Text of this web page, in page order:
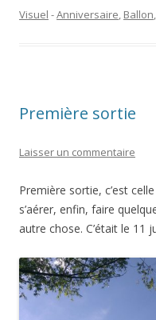
Visuel -Anniversaire, Ballon,
Première sortie
Laisser un commentaire
Première sortie, c’est
s’aérer, enfin, faire
autre chose. C’était le 11